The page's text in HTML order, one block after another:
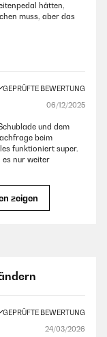
hätten,
muss, aber das
GEPRÜFTE BEWERTUNG
06/12/2025
und dem
beim
funktioniert super.
es nur weiter
GEPRÜFTE BEWERTUNG
zeigen
GEPRÜFTE BEWERTUNG
24/03/2026